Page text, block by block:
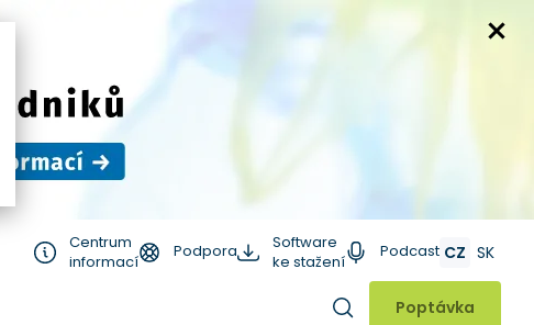
Centrum
informací
Podpora
Software
ke stažení
Podcast CZ SK
Hledat
Poptávka